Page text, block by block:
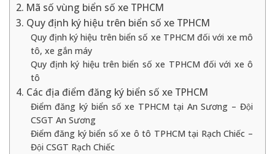
2. Mã số vùng biển số xe TPHCM
3. Quy định ký hiệu trên biển số xe TPHCM
Quy định ký hiệu trên biển số xe TPHCM đối với xe mô
tô, xe gắn máy
Quy định ký hiệu trên biển số xe TPHCM đối với xe ô
tô
4. Các địa điểm đăng ký biển số xe TPHCM
Điểm đăng ký biển số xe TPHCM tại An Sương – Đội
CSGT An Sương
Điểm đăng ký biển số xe ô tô TPHCM tại Rạch Chiếc –
Đội CSGT Rạch Chiếc